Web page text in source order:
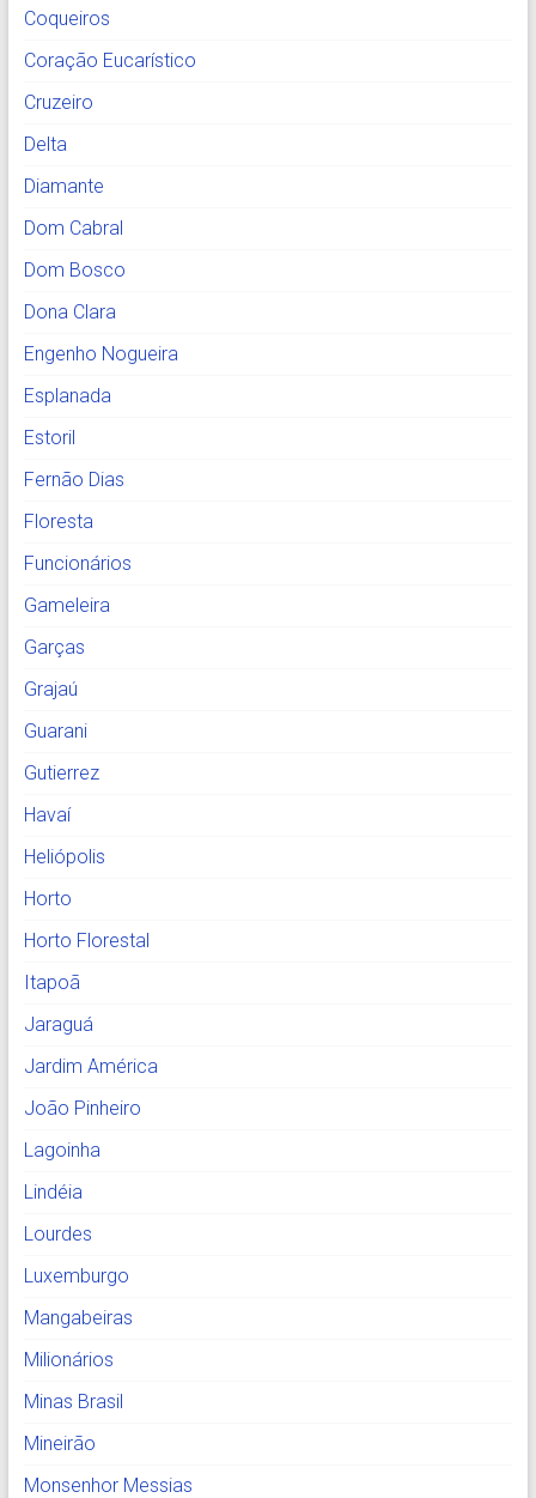
Coqueiros
Coração Eucarístico
Cruzeiro
Delta
Diamante
Dom Cabral
Dom Bosco
Dona Clara
Engenho Nogueira
Esplanada
Estoril
Fernão Dias
Floresta
Funcionários
Gameleira
Garças
Grajaú
Guarani
Gutierrez
Havaí
Heliópolis
Horto
Horto Florestal
Itapoã
Jaraguá
Jardim América
João Pinheiro
Lagoinha
Lindéia
Lourdes
Luxemburgo
Mangabeiras
Milionários
Minas Brasil
Mineirão
Monsenhor Messias